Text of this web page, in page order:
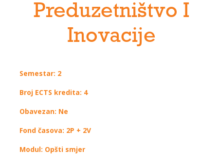
Preduzetništvo I
Inovacije
Semestar: 2
Broj ECTS kredita: 4
Obavezan: Ne
Fond časova: 2P + 2V
Modul: Opšti smjer